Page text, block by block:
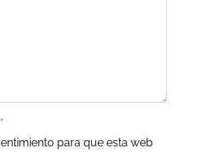
*
para que esta web